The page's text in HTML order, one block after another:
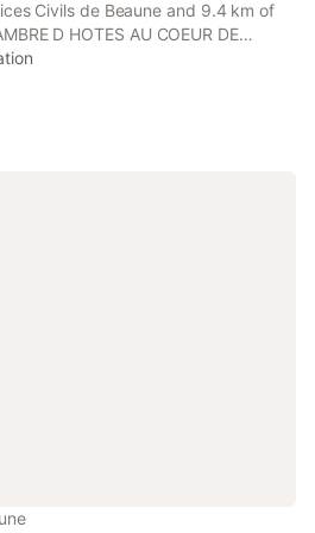
Civils de Beaune and 9.4 km of
D HOTES AU COEUR DE
a garden and rooms with free